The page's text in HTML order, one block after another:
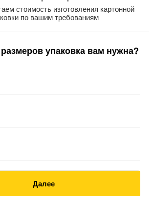
стоимость изготовления картонной
по вашим требованиям
упаковка вам нужна?
Далее